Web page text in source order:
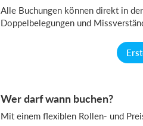
Alle Buchungen können direkt in
Doppelbelegungen und
Wer darf wann buchen?
Mit einem flexiblen Rollen- und